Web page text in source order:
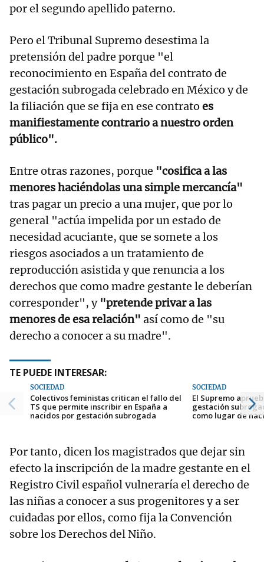
por el segundo apellido paterno.
Pero el Tribunal Supremo desestima la
pretensión del padre porque "el
reconocimiento en España del contrato de
gestación subrogada celebrado en México y de
la filiación que se fija en ese contrato es
manifiestamente contrario a nuestro orden
público".
Entre otras razones, porque "cosifica a las
menores haciéndolas una simple mercancía"
tras pagar un precio a una mujer, que por lo
general "actúa impelida por un estado de
necesidad acuciante, que se somete a los
riesgos asociados a un tratamiento de
reproducción asistida y que renuncia a los
derechos que como madre gestante le deberían
corresponder", y "pretende privar a las
menores de esa relación" así como de "su
derecho a conocer a su madre".
TE PUEDE INTERESAR:
SOCIEDAD
Colectivos feministas critican el fallo del
TS que permite inscribir en España a
nacidos por gestación subrogada
SOCIEDAD
El Supremo
gestación
como lugar de
Por tanto, dicen los magistrados que dejar sin
efecto la inscripción de la madre gestante en el
Registro Civil español vulneraría el derecho de
las niñas a conocer a sus progenitores y a ser
cuidadas por ellos, como fija la Convención
sobre los Derechos del Niño.